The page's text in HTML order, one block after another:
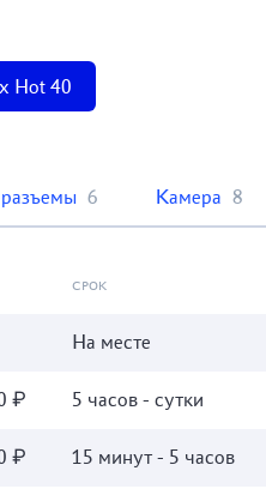
Hot 40
6 Камера 8
СРОК
На месте
₽ 5 часов - сутки
₽ 15 минут - 5 часов